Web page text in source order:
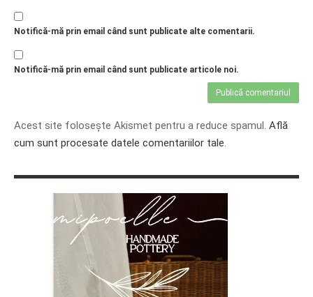
Notifică-mă prin email când sunt publicate alte comentarii.
Notifică-mă prin email când sunt publicate articole noi.
Acest site folosește Akismet pentru a reduce spamul. Află
cum sunt procesate datele comentariilor tale.